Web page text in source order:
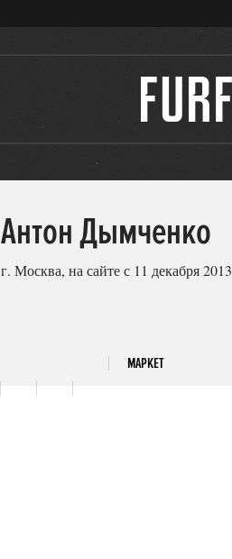
Антон Дымченко
г. Москва, на сайте с 11 декабря 2013
МАРКЕТ